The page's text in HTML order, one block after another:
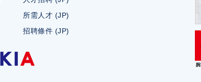
所需人才 (JP)
招聘條件 (JP)